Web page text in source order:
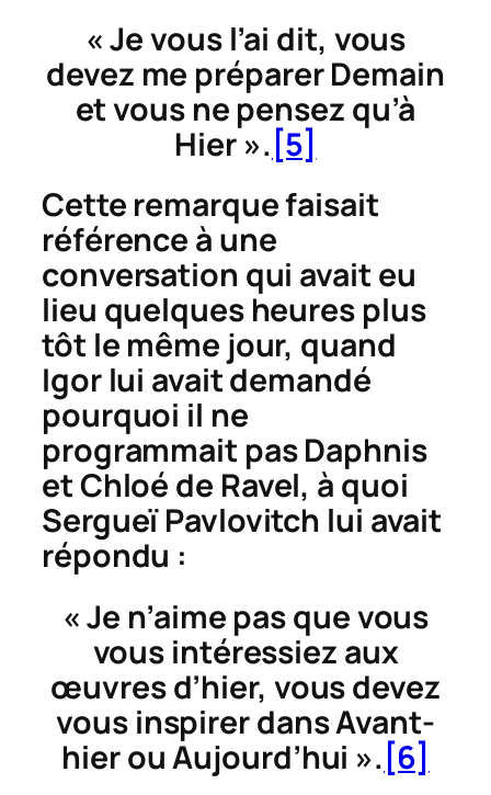
« Je vous l’ai dit, vous
devez me préparer Demain
et vous ne pensez qu’à
Hier ». [5]
Cette remarque faisait
référence à une
conversation qui avait eu
lieu quelques heures plus
tôt le même jour, quand
Igor lui avait demandé
pourquoi il ne
programmait pasDaphnis
et Chloé de Ravel, à quoi
Sergueï Pavlovitch lui avait
répondu :
« Je n’aime pas que vous
vous intéressiez aux
œuvres d’hier, vous devez
vous inspirer dans Avant-
hier ou Aujourd’hui ». [6]